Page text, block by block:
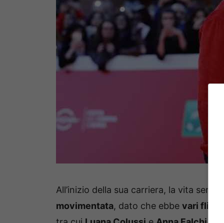
All’inizio della sua carriera, la vita
movimentata, dato che ebbe vari flirt